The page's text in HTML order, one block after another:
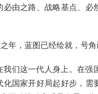
由之路、战略基点、必
年，蓝图已经绘就，号角
们这一代人身上。在强
国家开好局起好步，